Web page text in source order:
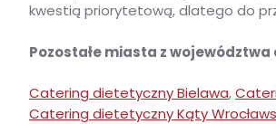
kwestią priorytetową, dlatego do
Pozostałe miasta z
Catering dietetyczny Bielawa,
Catering dietetyczny Kąty